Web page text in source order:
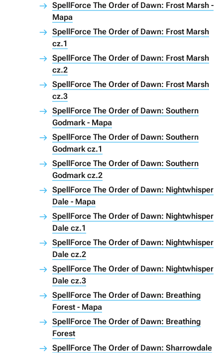
SpellForce The Order of Dawn: Frost Marsh -
Mapa
SpellForce The Order of Dawn: Frost Marsh
cz.1
SpellForce The Order of Dawn: Frost Marsh
cz.2
SpellForce The Order of Dawn: Frost Marsh
cz.3
SpellForce The Order of Dawn: Southern
Godmark - Mapa
SpellForce The Order of Dawn: Southern
Godmark cz.1
SpellForce The Order of Dawn: Southern
Godmark cz.2
SpellForce The Order of Dawn: Nightwhisper
Dale - Mapa
SpellForce The Order of Dawn: Nightwhisper
Dale cz.1
SpellForce The Order of Dawn: Nightwhisper
Dale cz.2
SpellForce The Order of Dawn: Nightwhisper
Dale cz.3
SpellForce The Order of Dawn: Breathing
Forest - Mapa
SpellForce The Order of Dawn: Breathing
Forest
SpellForce The Order of Dawn: Sharrowdale